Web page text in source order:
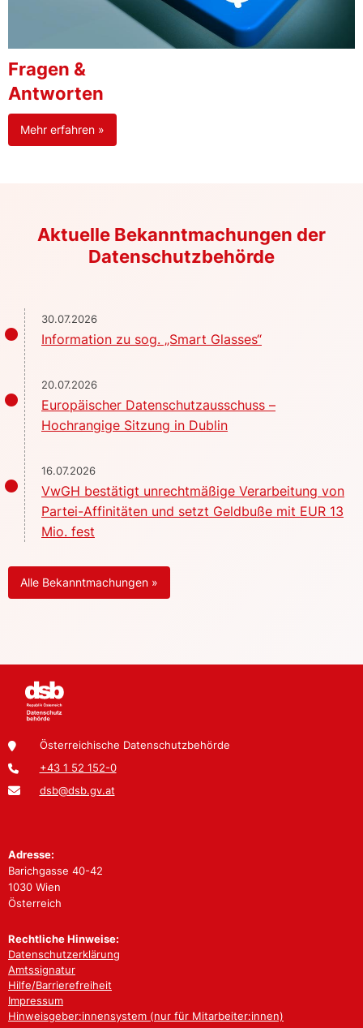
Fragen &
Antworten
Mehr erfahren »
Aktuelle Bekanntmachungen der
Datenschutzbehörde
30.07.2026
Information zu sog. „Smart Glasses“
20.07.2026
Europäischer Datenschutzausschuss –
Hochrangige Sitzung in Dublin
16.07.2026
VwGH bestätigt unrechtmäßige Verarbeitung von
Partei-Affinitäten und setzt Geldbuße mit EUR 13
Mio. fest
Alle Bekanntmachungen »
Österreichische Datenschutzbehörde
+43 1 52 152-0
dsb@dsb.gv.at
Adresse:
Barichgasse 40-42
1030 Wien
Österreich
Rechtliche Hinweise:
Datenschutzerklärung
Amtssignatur
Hilfe/Barrierefreiheit
Impressum
Hinweisgeber:innensystem (nur für Mitarbeiter:innen)